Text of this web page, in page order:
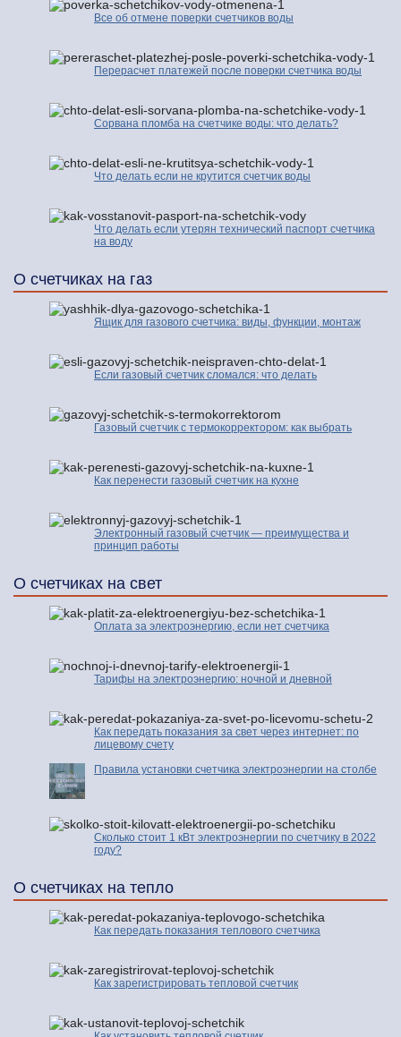
Все об отмене поверки счетчиков воды
Перерасчет платежей после поверки счетчика воды
Сорвана пломба на счетчике воды: что делать?
Что делать если не крутится счетчик воды
Что делать если утерян технический паспорт счетчика
на воду
О счетчиках на газ
Ящик для газового счетчика: виды, функции, монтаж
Если газовый счетчик сломался: что делать
Газовый счетчик с термокорректором: как выбрать
Как перенести газовый счетчик на кухне
Электронный газовый счетчик — преимущества и
принцип работы
О счетчиках на свет
Оплата за электроэнергию, если нет счетчика
Тарифы на электроэнергию: ночной и дневной
Как передать показания за свет через интернет: по
лицевому счету
Правила установки счетчика электроэнергии на столбе
Сколько стоит 1 кВт электроэнергии по счетчику в 2022
году?
О счетчиках на тепло
Как передать показания теплового счетчика
Как зарегистрировать тепловой счетчик